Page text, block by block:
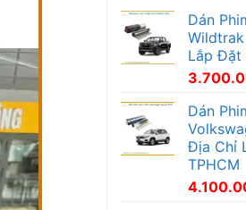
Dán
Lắp Đặt
Dán
Địa Chỉ
TPHCM